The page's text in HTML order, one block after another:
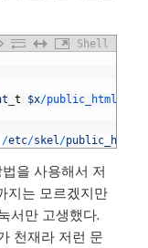
Shell
_t $x/public_html
/etc/skel/public_html
을 사용해서 저
지는 모르겠지만
서만 고생했다.
천재라 저런 문